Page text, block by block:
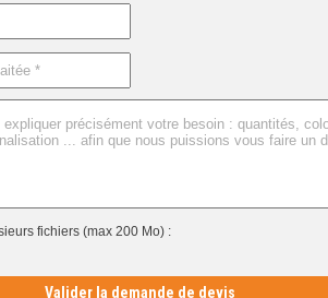
fichiers (max 200 Mo) :
Valider la demande de devis